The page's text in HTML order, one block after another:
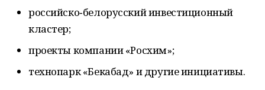
российско‑белорусский инвестиционный
кластер;
проекты компании «Росхим»;
технопарк «Бекабад» и другие инициативы.